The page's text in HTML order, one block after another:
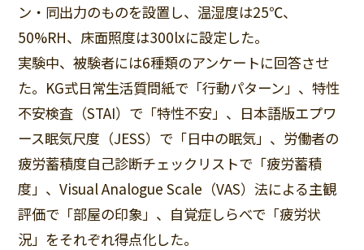
ン・同出力のものを設置し、温湿度は25℃、
50%RH、床面照度は300lxに設定した。
実験中、被験者には6種類のアンケートに回答させ
た。KG式日常生活質問紙で「行動パターン」、特性
不安検査（STAI）で「特性不安」、日本語版エプワ
ース眠気尺度（JESS）で「日中の眠気」、労働者の
疲労蓄積度自己診断チェックリストで「疲労蓄積
度」、Visual Analogue Scale（VAS）法による主観
評価で「部屋の印象」、自覚症しらべで「疲労状
況」をそれぞれ得点化した。